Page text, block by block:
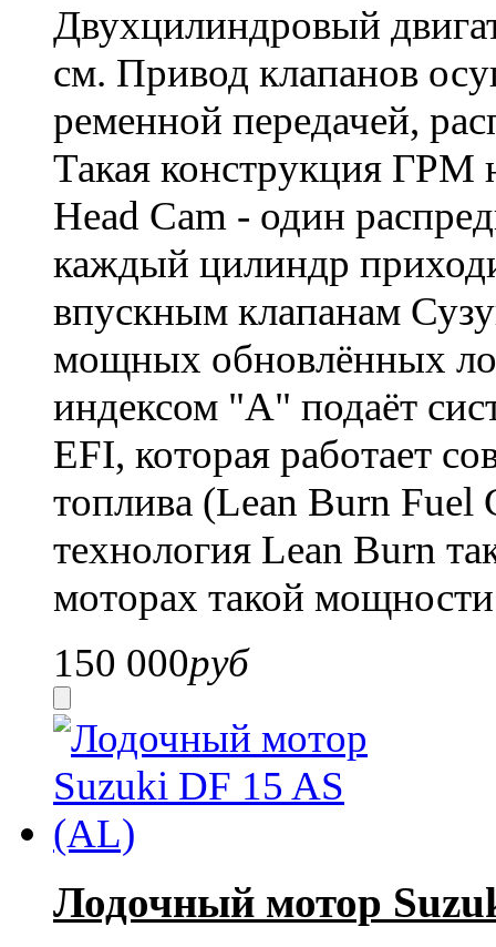
Двухцилиндровый
см. Привод клапанов
ременной передачей,
Такая конструкция ГРМ
Head Cam - один
каждый цилиндр
впускным клапанам
мощных обновлённых
индексом "A" подаёт
EFI, которая работает
топлива (Lean Burn Fuel
технология Lean Burn
моторах такой
150 000руб
Лодочный мотор